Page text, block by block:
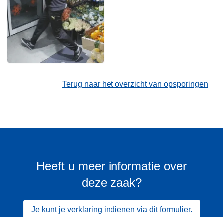
Terug naar het overzicht van opsporingen
Heeft u meer informatie over
deze zaak?
Je kunt je verklaring indienen via dit formulier.